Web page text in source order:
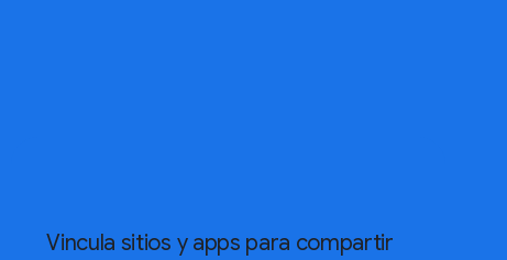
Vincula sitios y apps para compartir